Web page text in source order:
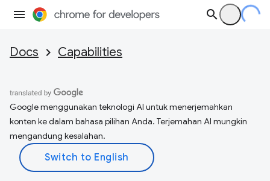
Docs Capabilities
Google menggunakan teknologi AI untuk menerjemahkan
konten ke dalam bahasa pilihan Anda. Terjemahan AI mungkin
mengandung kesalahan.